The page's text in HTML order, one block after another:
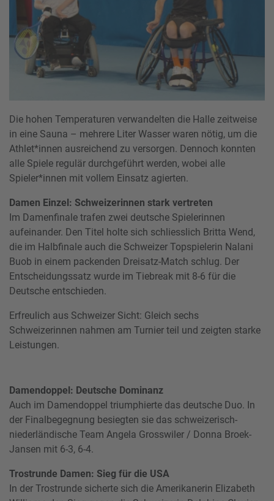
Die hohen Temperaturen verwandelten die Halle zeitweise
in eine Sauna – mehrere Liter Wasser waren nötig, um die
Athlet*innen ausreichend zu versorgen. Dennoch konnten
alle Spiele regulär durchgeführt werden, wobei alle
Spieler*innen mit vollem Einsatz agierten.
Damen Einzel: Schweizerinnen stark vertreten
Im Damenfinale trafen zwei deutsche Spielerinnen
aufeinander. Den Titel holte sich schliesslich Britta Wend,
die im Halbfinale auch die Schweizer Topspielerin Nalani
Buob in einem packenden Dreisatz-Match schlug. Der
Entscheidungssatz wurde im Tiebreak mit 8-6 für die
Deutsche entschieden.
Erfreulich aus Schweizer Sicht: Gleich sechs
Schweizerinnen nahmen am Turnier teil und zeigten starke
Leistungen.
Damendoppel: Deutsche Dominanz
Auch im Damendoppel triumphierte das deutsche Duo. In
der Finalbegegnung besiegten sie das schweizerisch-
niederländische Team Angela Grosswiler / Donna Broek-
Jansen mit 6-3, 6-4.
Trostrunde Damen: Sieg für die USA
In der Trostrunde sicherte sich die Amerikanerin Elizabeth